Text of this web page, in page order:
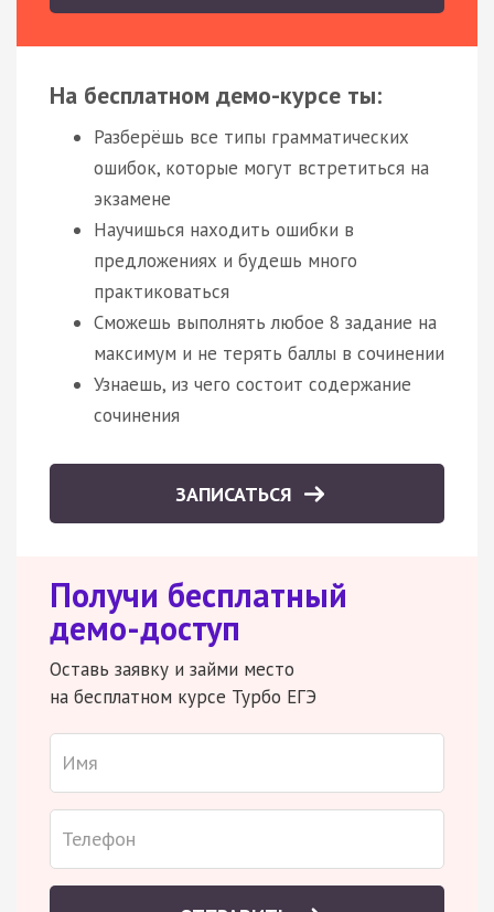
На бесплатном демо-курсе ты:
Разберёшь все типы грамматических
ошибок, которые могут встретиться на
экзамене
Научишься находить ошибки в
предложениях и будешь много
практиковаться
Сможешь выполнять любое 8 задание на
максимум и не терять баллы в сочинении
Узнаешь, из чего состоит содержание
сочинения
ЗАПИСАТЬСЯ
Получи бесплатный
демо-доступ
Оставь заявку и займи место
на бесплатном курсе Турбо ЕГЭ